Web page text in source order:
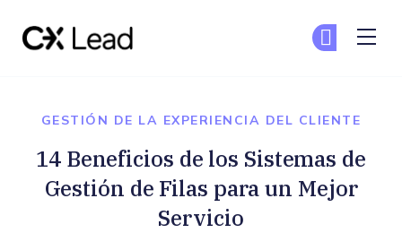
GESTIÓN DE LA EXPERIENCIA DEL CLIENTE
14 Beneficios de los Sistemas de
Gestión de Filas para un Mejor
Servicio